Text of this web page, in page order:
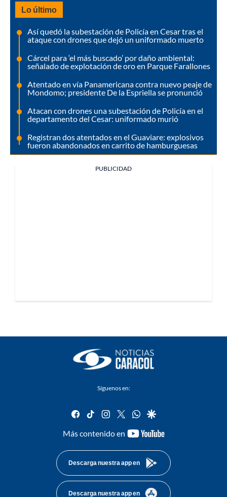
Lo último
Así quedó la subestación de Policía en Cesar tras el
ataque con drones que dejó un uniformado muerto
Cárcel para ‘el más buscado’ por daño ambiental:
señalado de explotación de oro en Parque Farallones
Atentado en vía Panamericana contra nuevo peaje de
Mondomo; presidente De la Espriella se pronunció
Atacan con drones una subestación de Policía en el
departamento del Cesar: uniformado murió
Registran dos atentados en el Guaviare: explosivos
fueron abandonados en carrito de hamburguesas
PUBLICIDAD
Síguenos en:
facebook
tiktok instagram
twitterwhatsapp
google
Más contenido en
youtube-
Descarga nuestra app en
Descarga nuestra app en